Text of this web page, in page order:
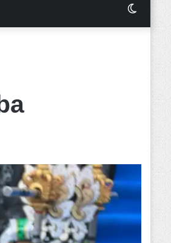
Switch
skin